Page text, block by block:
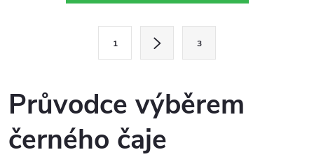
d
a
c
á
n
k
o
1 3
Průvodce výběrem
černého čaje